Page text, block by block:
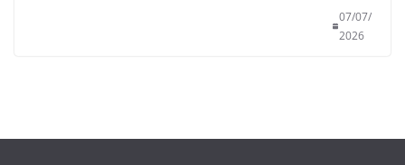
07/07/
2026